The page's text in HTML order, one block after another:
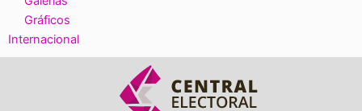
Gráficos
Internacional